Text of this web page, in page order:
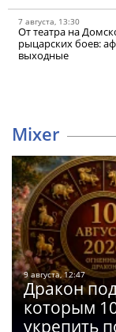
7 августа, 13:30
От театра на
рыцарских боев:
выходные
Mixer
9 августа, 12:47
Дракон
которым
укрепить